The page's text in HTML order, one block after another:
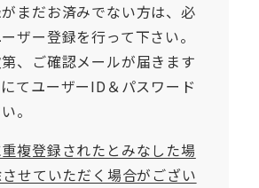
まだお済みでない方は、必
ザー登録を行って下さい。
、ご確認メールが届きます
てユーザーID＆パスワード
。
複登録されたとみなした場
せていただく場合がござい